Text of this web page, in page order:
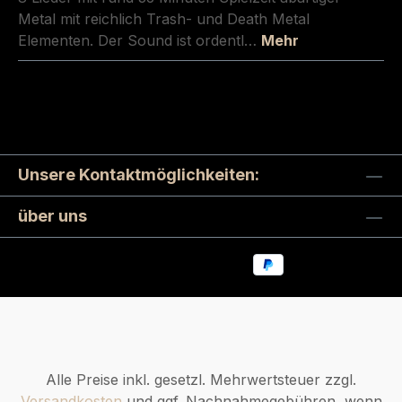
Metal mit reichlich Trash- und Death Metal
Elementen. Der Sound ist ordentl… Mehr
Unsere Kontaktmöglichkeiten:
über uns
Alle Preise inkl. gesetzl. Mehrwertsteuer zzgl.